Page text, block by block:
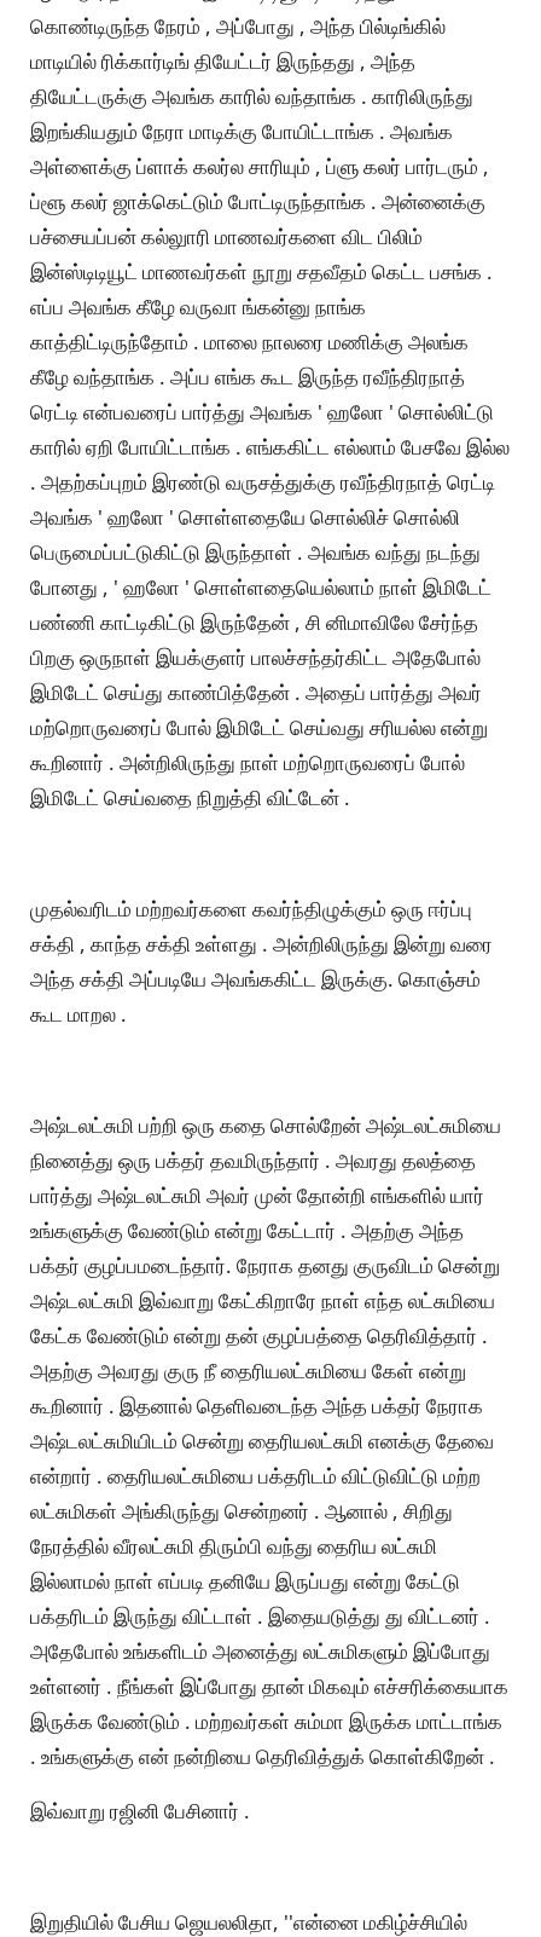
கொண்டிருந்த நேரம் , அப்போது , அந்த பில்டிங்கில்
மாடியில் ரிக்கார்டிங் தியேட்டர் இருந்தது , அந்த
தியேட்டருக்கு அவங்க காரில் வந்தாங்க . காரிலிருந்து
இறங்கியதும் நேரா மாடிக்கு போயிட்டாங்க . அவங்க
அள்ளைக்கு ப்ளாக் கலர்ல சாரியும் , ப்ளு கலர் பார்டரும் ,
ப்ளூ கலர் ஜாக்கெட்டும் போட்டிருந்தாங்க . அன்னைக்கு
பச்சையப்பன் கல்லுாரி மாணவர்களை விட பிலிம்
இன்ஸ்டிடியூட் மாணவர்கள் நூறு சதவீதம் கெட்ட பசங்க .
எப்ப அவங்க கீழே வருவா ங்கன்னு நாங்க
காத்திட்டிருந்தோம் . மாலை நாலரை மணிக்கு அலங்க
கீழே வந்தாங்க . அப்ப எங்க கூட இருந்த ரவீந்திரநாத்
ரெட்டி என்பவரைப் பார்த்து அவங்க ' ஹலோ ' சொல்லிட்டு
காரில் ஏறி போயிட்டாங்க . எங்ககிட்ட எல்லாம் பேசவே இல்ல
. அதற்கப்புறம் இரண்டு வருசத்துக்கு ரவீந்திரநாத் ரெட்டி
அவங்க ' ஹலோ ' சொள்ளதையே சொல்லிச் சொல்லி
பெருமைப்பட்டுகிட்டு இருந்தாள் . அவங்க வந்து நடந்து
போனது , ' ஹலோ ' சொள்ளதையெல்லாம் நாள் இமிடேட்
பண்ணி காட்டிகிட்டு இருந்தேன் , சி னிமாவிலே சேர்ந்த
பிறகு ஒருநாள் இயக்குளர் பாலச்சந்தர்கிட்ட அதேபோல்
இமிடேட் செய்து காண்பித்தேன் . அதைப் பார்த்து அவர்
மற்றொருவரைப் போல் இமிடேட் செய்வது சரியல்ல என்று
கூறினார் . அன்றிலிருந்து நாள் மற்றொருவரைப் போல்
இமிடேட் செய்வதை நிறுத்தி விட்டேன் .
முதல்வரிடம் மற்றவர்களை கவர்ந்திழுக்கும் ஒரு ஈர்ப்பு
சக்தி , காந்த சக்தி உள்ளது . அன்றிலிருந்து இன்று வரை
அந்த சக்தி அப்படியே அவங்ககிட்ட இருக்கு. கொஞ்சம்
கூட மாறல .
அஷ்டலட்சுமி பற்றி ஒரு கதை சொல்றேன் அஷ்டலட்சுமியை
நினைத்து ஒரு பக்தர் தவமிருந்தார் . அவரது தலத்தை
பார்த்து அஷ்டலட்சுமி அவர் முன் தோன்றி எங்களில் யார்
உங்களுக்கு வேண்டும் என்று கேட்டார் . அதற்கு அந்த
பக்தர் குழப்பமடைந்தார். நேராக தனது குருவிடம் சென்று
அஷ்டலட்சுமி இவ்வாறு கேட்கிறாரே நாள் எந்த லட்சுமியை
கேட்க வேண்டும் என்று தன் குழப்பத்தை தெரிவித்தார் .
அதற்கு அவரது குரு நீ தைரியலட்சுமியை கேள் என்று
கூறினார் . இதனால் தெளிவடைந்த அந்த பக்தர் நேராக
அஷ்டலட்சுமியிடம் சென்று தைரியலட்சுமி எனக்கு தேவை
என்றார் . தைரியலட்சுமியை பக்தரிடம் விட்டுவிட்டு மற்ற
லட்சுமிகள் அங்கிருந்து சென்றனர் . ஆனால் , சிறிது
நேரத்தில் வீரலட்சுமி திரும்பி வந்து தைரிய லட்சுமி
இல்லாமல் நாள் எப்படி தனியே இருப்பது என்று கேட்டு
பக்தரிடம் இருந்து விட்டாள் . இதையடுத்து து விட்டனர் .
அதேபோல் உங்களிடம் அனைத்து லட்சுமிகளும் இப்போது
உள்ளனர் . நீங்கள் இப்போது தான் மிகவும் எச்சரிக்கையாக
இருக்க வேண்டும் . மற்றவர்கள் சும்மா இருக்க மாட்டாங்க
. உங்களுக்கு என் நன்றியை தெரிவித்துக் கொள்கிறேன் .
இவ்வாறு ரஜினி பேசினார் .
இறுதியில் பேசிய ஜெயலலிதா, ''என்னை மகிழ்ச்சியில்